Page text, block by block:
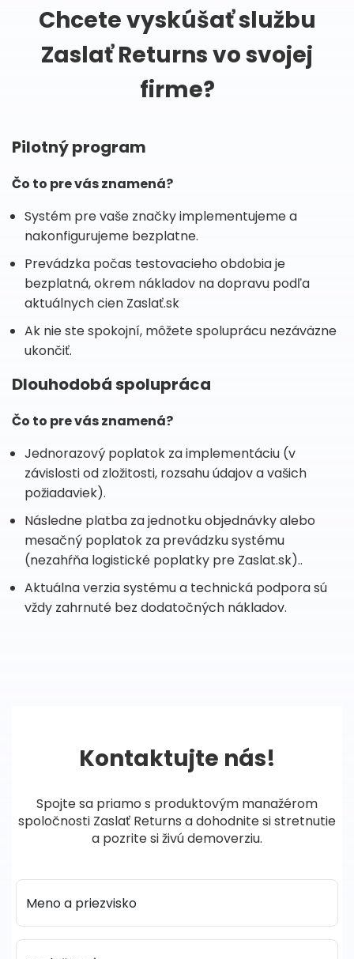
Chcete vyskúšať službu
Zaslať Returns vo svojej
firme?
Pilotný program
Čo to pre vás znamená?
Systém pre vaše značky implementujeme a
nakonfigurujeme bezplatne.
Prevádzka počas testovacieho obdobia je
bezplatná, okrem nákladov na dopravu podľa
aktuálnych cien Zaslať.sk
Ak nie ste spokojní, môžete spoluprácu nezáväzne
ukončiť.
Dlouhodobá spolupráca
Čo to pre vás znamená?
Jednorazový poplatok za implementáciu (v
závislosti od zložitosti, rozsahu údajov a vašich
požiadaviek).
Následne platba za jednotku objednávky alebo
mesačný poplatok za prevádzku systému
(nezahŕňa logistické poplatky pre Zaslat.sk)..
Aktuálna verzia systému a technická podpora sú
vždy zahrnuté bez dodatočných nákladov.
Kontaktujte nás!
Spojte sa priamo s produktovým manažérom
spoločnosti Zaslať Returns a dohodnite si stretnutie
a pozrite si živú demoverziu.
Meno a priezvisko